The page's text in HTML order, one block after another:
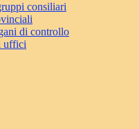
consiliari
di controllo
uffici